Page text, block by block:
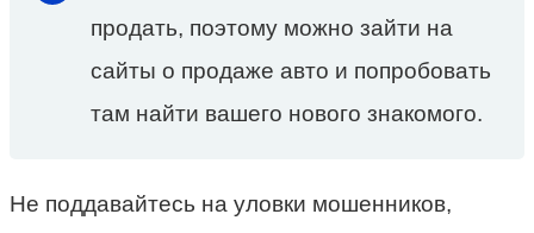
продать, поэтому можно зайти на
сайты о продаже авто и попробовать
там найти вашего нового знакомого.
Не поддавайтесь на уловки мошенников,